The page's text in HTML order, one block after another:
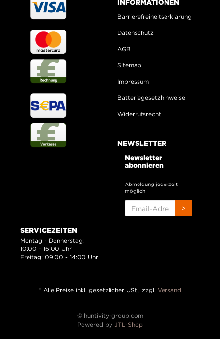
INFORMATIONEN
Barrierefreiheitserklärung
Datenschutz
AGB
Sitemap
Impressum
Batteriegesetzhinweise
Widerrufsrecht
NEWSLETTER
Newsletter
abonnieren
Abmeldung jederzeit
möglich
ADRESSE
>
SERVICEZEITEN
Montag - Donnerstag:
10:00 - 16:00 Uhr
Freitag: 09:00 - 14:00 Uhr
* Alle Preise inkl. gesetzlicher USt., zzgl. Versand
© huntivity-group.com
Powered by JTL-Shop